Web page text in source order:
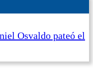
Osvaldo pateó el